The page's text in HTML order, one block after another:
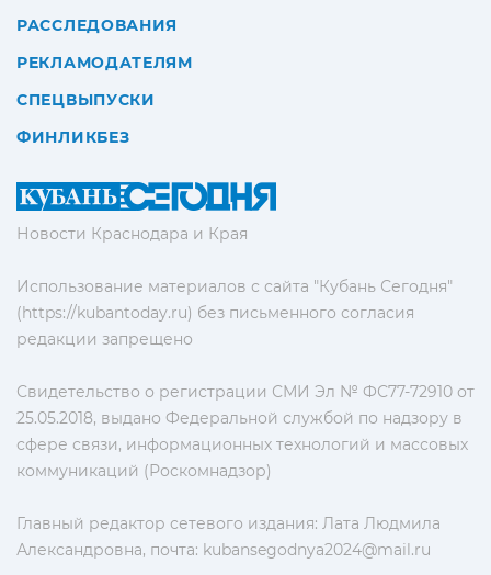
Новости Краснодара и Края
Использование материалов с сайта "Кубань Сегодня"
(https://kubantoday.ru) без письменного согласия
редакции запрещено
Свидетельство о регистрации СМИ Эл № ФС77-72910 от
25.05.2018, выдано Федеральной службой по надзору в
сфере связи, информационных технологий и массовых
коммуникаций (Роскомнадзор)
Главный редактор сетевого издания: Лата Людмила
Александровна, почта: kubansegodnya2024@mail.ru
РАССЛЕДОВАНИЯ
РЕКЛАМОДАТЕЛЯМ
СПЕЦВЫПУСКИ
ФИНЛИКБЕЗ